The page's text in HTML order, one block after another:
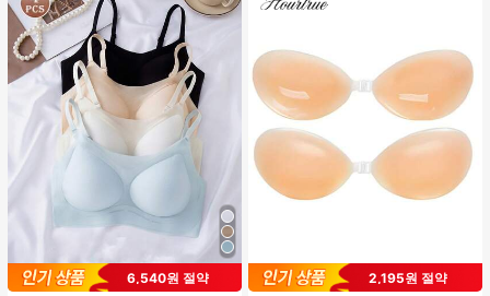
6,540원 절약 2,195원 절약